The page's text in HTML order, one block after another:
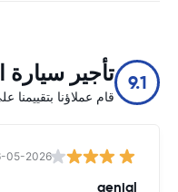
9.1 تأجير
قام عملاؤنا بتقييمنا على 9.1/ 10 من أصل
05-2026
genial